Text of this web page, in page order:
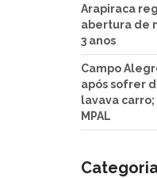
Arapiraca
abertura de
3 anos
Campo
após sofrer
lavava
MPAL